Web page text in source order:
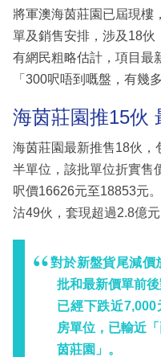
區
將軍澳海茵莊園已屆現樓
單及銷售安排，涉及18伙
有網民粗略估計，項目最
「300呎唔到嘅盤，有幾
海茵莊園推15伙
海茵莊園最新推售18伙，
半單位，該批單位折實售
呎價16626元至18853元
沽49伙，套現超過2.8億元
對於新盤貨尾減價
批和最新價單前
已經下跌近
房單位，已輸近
茵莊園」。